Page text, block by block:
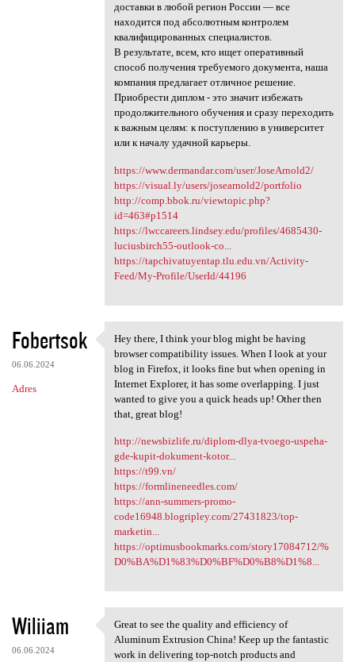
доставки в любой регион России — все
находится под абсолютным контролем
квалифицированных специалистов.
В результате, всем, кто ищет оперативный
способ получения требуемого документа, наша
компания предлагает отличное решение.
Приобрести диплом - это значит избежать
продолжительного обучения и сразу переходить
к важным целям: к поступлению в университет
или к началу удачной карьеры.
https://www.dermandar.com/user/JoseArnold2/
https://visual.ly/users/josearnold2/portfolio
http://comp.bbok.ru/viewtopic.php?
id=463#p1514
https://lwccareers.lindsey.edu/profiles/4685430-
luciusbirch55-outlook-co...
https://tapchivatuyentap.tlu.edu.vn/Activity-
Feed/My-Profile/UserId/44196
Fobertsok
06.06.2024
Adres
Hey there, I think your blog
Hey there, I think your blog might be having
browser compatibility issues. When I look at your
blog in Firefox, it looks fine but when opening in
Internet Explorer, it has some overlapping. I just
wanted to give you a quick heads up! Other then
that, great blog!
http://newsbizlife.ru/diplom-dlya-tvoego-uspeha-
gde-kupit-dokument-kotor...
https://t99.vn/
https://formlineneedles.com/
https://ann-summers-promo-
code16948.blogripley.com/27431823/top-
marketin...
https://optimusbookmarks.com/story17084712/%
D0%BA%D1%83%D0%BF%D0%B8%D1%8...
Wiliiam
06.06.2024
Great to see the quality and
Great to see the quality and efficiency of
Aluminum Extrusion China! Keep up the fantastic
work in delivering top-notch products and